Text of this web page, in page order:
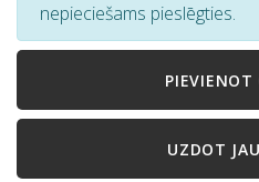
nepieciešams pieslēgties.
PIEVIENOT
UZDOT